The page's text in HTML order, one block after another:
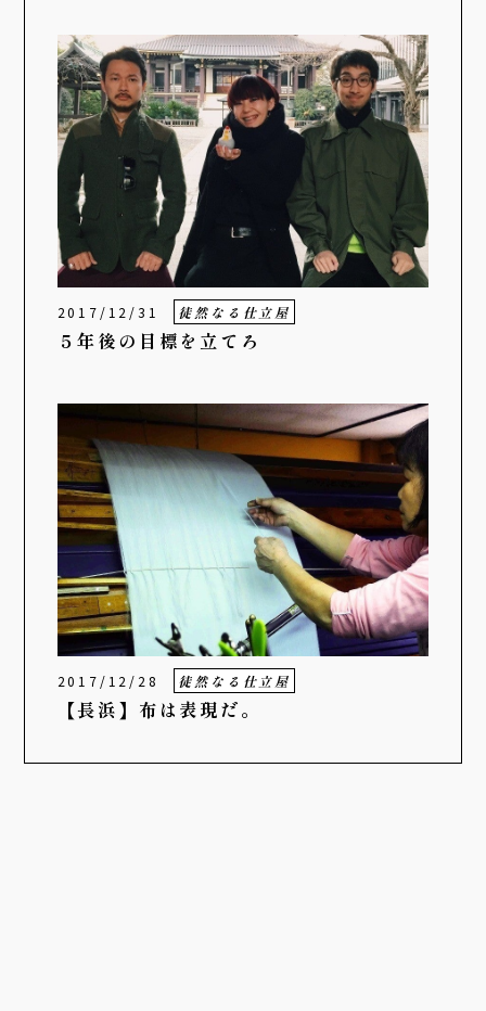
2017/12/31 徒然なる仕立屋
５年後の目標を立てろ
2017/12/28 徒然なる仕立屋
【長浜】布は表現だ。